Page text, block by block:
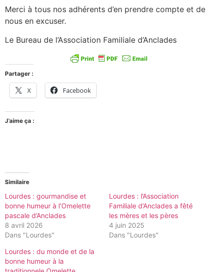
Merci à tous nos adhérents d’en prendre compte et de
nous en excuser.
Le Bureau de l’Association Familiale d’Anclades
Partager :
X Facebook
J’aime ça :
Similaire
Lourdes : gourmandise et
bonne humeur à l’Omelette
pascale d’Anclades
8 avril 2026
Dans "Lourdes"
Lourdes : l’Association
Familiale d’Anclades a fêté
les mères et les pères
4 juin 2025
Dans "Lourdes"
Lourdes : du monde et de la
bonne humeur à la